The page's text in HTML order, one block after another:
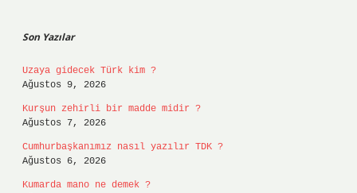
Son Yazılar
Uzaya gidecek Türk kim ?
Ağustos 9, 2026
Kurşun zehirli bir madde midir ?
Ağustos 7, 2026
Cumhurbaşkanımız nasıl yazılır TDK ?
Ağustos 6, 2026
Kumarda mano ne demek ?